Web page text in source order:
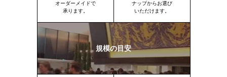
オーダーメイドで
承ります。
ナップからお選び
いただけます。
規模の目安